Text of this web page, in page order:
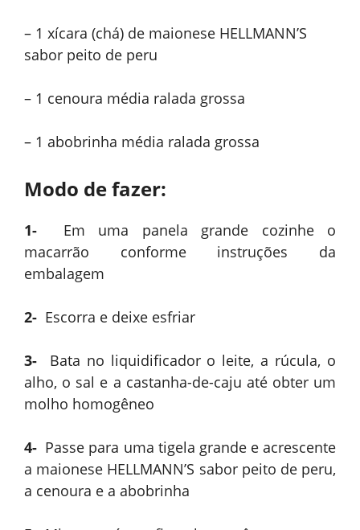
– 1 xícara (chá) de maionese HELLMANN’S
sabor peito de peru
– 1 cenoura média ralada grossa
– 1 abobrinha média ralada grossa
Modo de fazer:
1- Em uma panela grande cozinhe o
macarrão conforme instruções da
embalagem
2- Escorra e deixe esfriar
3- Bata no liquidificador o leite, a rúcula, o
alho, o sal e a castanha-de-caju até obter um
molho homogêneo
4- Passe para uma tigela grande e acrescente
a maionese HELLMANN’S sabor peito de peru,
a cenoura e a abobrinha